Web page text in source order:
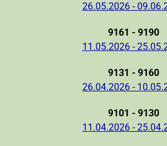
26.05.2026 -
9161 - 9190
11.05.2026 -
9131 - 9160
26.04.2026 -
9101 - 9130
11.04.2026 -